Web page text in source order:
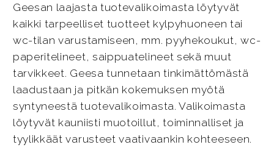
Geesan laajasta tuotevalikoimasta löytyvät
kaikki tarpeelliset tuotteet kylpyhuoneen tai
wc-tilan varustamiseen, mm. pyyhekoukut, wc-
paperitelineet, saippuatelineet sekä muut
tarvikkeet. Geesa tunnetaan tinkimättömästä
laadustaan ja pitkän kokemuksen myötä
syntyneestä tuotevalikoimasta. Valikoimasta
löytyvät kauniisti muotoillut, toiminnalliset ja
tyylikkäät varusteet vaativaankin kohteeseen.